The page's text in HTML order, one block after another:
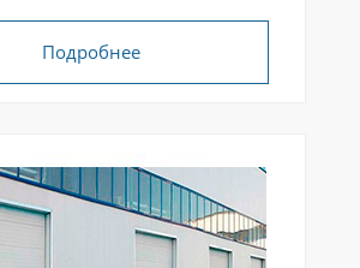
Подробнее